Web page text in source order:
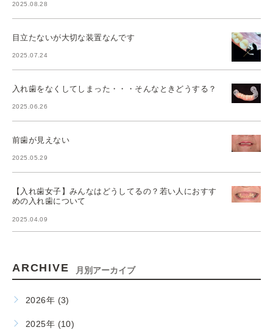
2025.08.28
目立たないが大切な装置なんです
2025.07.24
入れ歯をなくしてしまった・・・そんなときどうする？
2025.06.26
前歯が見えない
2025.05.29
【入れ歯女子】みんなはどうしてるの？若い人におすす
めの入れ歯について
2025.04.09
ARCHIVE 月別アーカイブ
2026年 (3)
2025年 (10)